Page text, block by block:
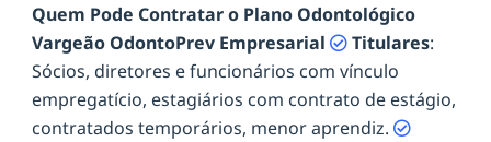
Quem Pode Contratar o Plano Odontológico
Vargeão OdontoPrev Empresarial
Titulares:
Sócios, diretores e funcionários com vínculo
empregatício, estagiários com contrato de estágio,
contratados temporários, menor aprendiz.